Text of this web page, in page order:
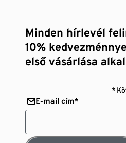
Minden hírlevél
10%
első vásárlása
*
E-mail cím*